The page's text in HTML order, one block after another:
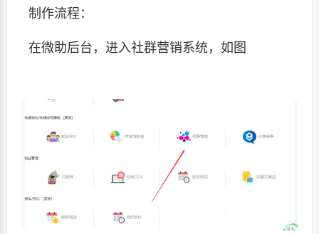
制作流程：
在微助后台，进入社群营销系统，如图